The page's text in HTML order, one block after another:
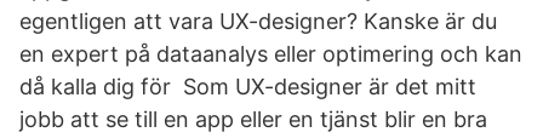
egentligen att vara UX-designer? Kanske är du
en expert på dataanalys eller optimering och kan
då kalla dig för Som UX-designer är det mitt
jobb att se till en app eller en tjänst blir en bra